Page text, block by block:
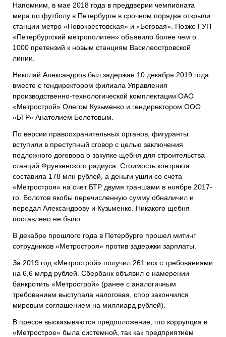
Напомним, в мае 2018 года в преддверии чемпионата
мира по футболу в Петербурге в срочном порядке открыли
станции метро «Новокрестовская» и «Беговая». Позже ГУП
«Петербургский метрополитен» объявило более чем о
1000 претензий к новым станциям Василеостровской
линии.
Николай Александров был задержан 10 декабря 2019 года
вместе с гендиректором филиала Управления
производственно-технологической комплектации ОАО
«Метрострой» Олегом Кузьменко и гендиректором ООО
«БТР» Анатолием Болотовым.
По версии правоохранительных органов, фигуранты
вступили в преступный сговор с целью заключения
подложного договора о закупке щебня для строительства
станций Фрунзенского радиуса. Стоимость контракта
составила 178 млн рублей, а деньги ушли со счета
«Метростроя» на счет БТР двумя траншами в ноябре 2017-
го. Болотов якобы перечисленную сумму обналичил и
передал Александрову и Кузьменко. Никакого щебня
поставлено не было.
В декабре прошлого года в Петербурге прошел митинг
сотрудников «Метростроя» против задержки зарплаты.
За 2019 год «Метрострой» получил 261 иск с требованиями
на 6,6 млрд рублей. Сбербанк объявил о намерении
банкротить «Метрострой» (ранее с аналогичным
требованием выступала налоговая, спор закончился
мировым соглашением на миллиард рублей).
В прессе высказываются предположение, что коррупция в
«Метрострое» была системной, так как предприятием